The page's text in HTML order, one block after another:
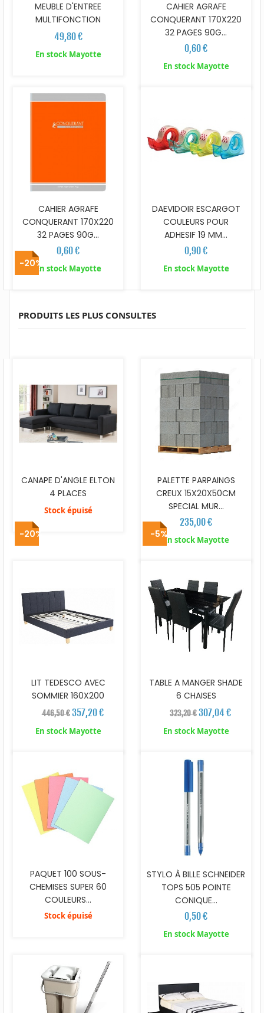
MEUBLE D'ENTREE
MULTIFONCTION
49,80 €
En stock Mayotte
CAHIER AGRAFE
CONQUERANT 170X220
32 PAGES 90G...
0,60 €
En stock Mayotte
CAHIER AGRAFE
CONQUERANT 170X220
32 PAGES 90G...
0,60 €
En stock Mayotte
DAEVIDOIR ESCARGOT
COULEURS POUR
ADHESIF 19 MM...
0,90 €
En stock Mayotte
PRODUITS LES PLUS CONSULTES
-20%
CANAPE D'ANGLE ELTON
4 PLACES
Stock épuisé
PALETTE PARPAINGS
CREUX 15X20X50CM
SPECIAL MUR...
235,00 €
En stock Mayotte
-20%
LIT TEDESCO AVEC
SOMMIER 160X200
446,50 € 357,20 €
En stock Mayotte
-5%
TABLE A MANGER SHADE
6 CHAISES
323,20 €307,04 €
En stock Mayotte
PAQUET 100 SOUS-
CHEMISES SUPER 60
COULEURS...
Stock épuisé
STYLO À BILLE SCHNEIDER
TOPS 505 POINTE
CONIQUE...
0,50 €
En stock Mayotte